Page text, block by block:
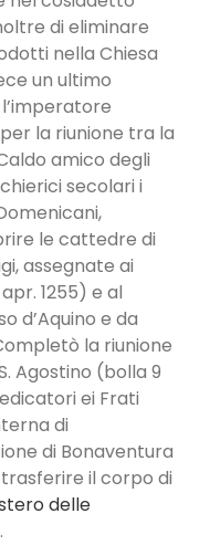
di eliminare
nella Chiesa
un ultimo
la riunione tra la
amico degli
secolari i
le cattedre di
assegnate ai
1255) e al
d’Aquino e da
la riunione
Agostino (bolla 9
ei Frati
di
di Bonaventura
il corpo di
delle